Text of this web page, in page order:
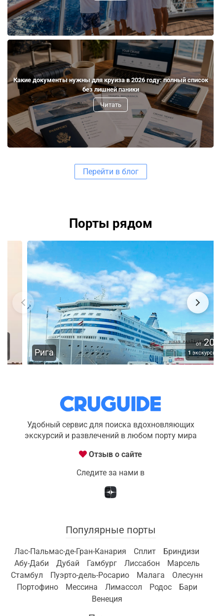
Какие документы нужны для круиза в 2026 году: полный список
без лишней паники
Читать
Перейти в блог
Порты рядом
Рига
от20€
1экскурсия
Удобный сервис для поиска вдохновляющих
экскурсий и развлечений в любом порту мира
Отзыв о сайте
Следите за нами в
Популярные порты
Лас-Пальмас-де-Гран-Канария Сплит
Бриндизи
Абу-Даби
Дубай Гамбург Лиссабон
Марсель
Стамбул
Пуэрто-дель-Росарио Малага
Олесунн
Портофино
Мессина Лимассол Родос
Бари
Венеция